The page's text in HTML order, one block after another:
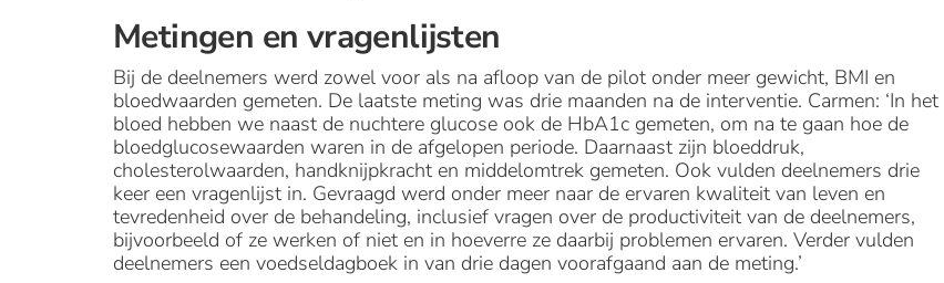
Metingen en vragenlijsten
Bij de deelnemers werd zowel voor als na afloop van de pilot onder meer gewicht, BMI en
bloedwaarden gemeten. De laatste meting was drie maanden na de interventie. Carmen: ‘In het
bloed hebben we naast de nuchtere glucose ook de HbA1c gemeten, om na te gaan hoe de
bloedglucosewaarden waren in de afgelopen periode. Daarnaast zijn bloeddruk,
cholesterolwaarden, handknijpkracht en middelomtrek gemeten. Ook vulden deelnemers drie
keer een vragenlijst in. Gevraagd werd onder meer naar de ervaren kwaliteit van leven en
tevredenheid over de behandeling, inclusief vragen over de productiviteit van de deelnemers,
bijvoorbeeld of ze werken of niet en in hoeverre ze daarbij problemen ervaren. Verder vulden
deelnemers een voedseldagboek in van drie dagen voorafgaand aan de meting.’